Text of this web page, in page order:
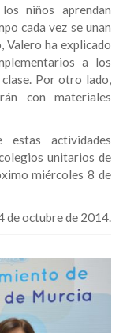
niños aprendan
cada vez se unan
Valero ha explicado
a los
Por otro lado,
con materiales
actividades
unitarios de
miércoles 8 de
de octubre de 2014.